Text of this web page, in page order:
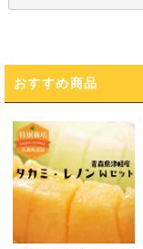
おすすめ商品